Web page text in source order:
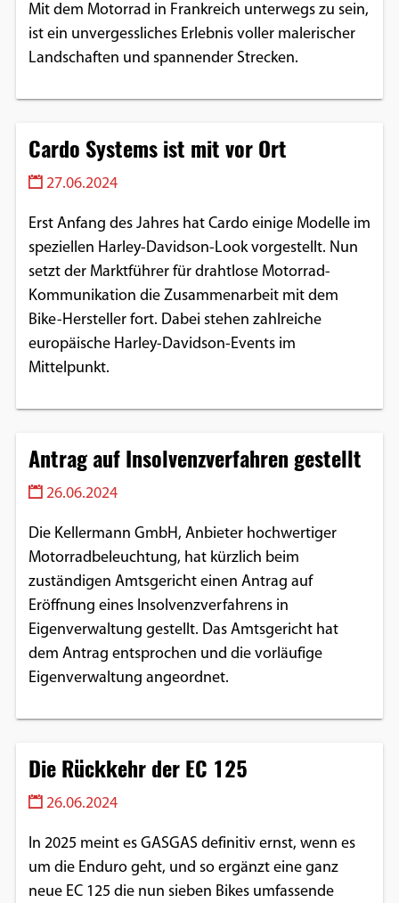
Mit dem Motorrad in Frankreich unterwegs zu sein,
ist ein unvergessliches Erlebnis voller malerischer
Landschaften und spannender Strecken.
Cardo Systems ist mit vor Ort
27.06.2024
Erst Anfang des Jahres hat Cardo einige Modelle im
speziellen Harley-Davidson-Look vorgestellt. Nun
setzt der Marktführer für drahtlose Motorrad-
Kommunikation die Zusammenarbeit mit dem
Bike-Hersteller fort. Dabei stehen zahlreiche
europäische Harley-Davidson-Events im
Mittelpunkt.
Antrag auf Insolvenzverfahren gestellt
26.06.2024
Die Kellermann GmbH, Anbieter hochwertiger
Motorradbeleuchtung, hat kürzlich beim
zuständigen Amtsgericht einen Antrag auf
Eröffnung eines Insolvenzverfahrens in
Eigenverwaltung gestellt. Das Amtsgericht hat
dem Antrag entsprochen und die vorläufige
Eigenverwaltung angeordnet.
Die Rückkehr der EC 125
26.06.2024
In 2025 meint es GASGAS definitiv ernst, wenn es
um die Enduro geht, und so ergänzt eine ganz
neue EC 125 die nun sieben Bikes umfassende